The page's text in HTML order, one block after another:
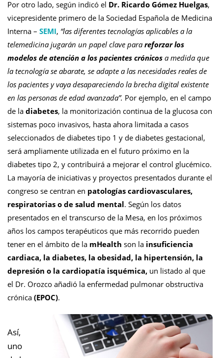
Por otro lado, según indicó el Dr. Ricardo Gómez Huelgas,
vicepresidente primero de la Sociedad Española de Medicina
Interna – SEMI, “las diferentes tecnologías aplicables a la
telemedicina jugarán un papel clave parareforzar los
modelos de atención a los pacientes crónicos a medida que
la tecnología se abarate, se adapte a las necesidades reales de
los pacientes y vaya desapareciendo la brecha digital existente
en las personas de edad avanzada”. Por ejemplo, en el campo
de la diabetes, la monitorización continua de la glucosa con
sistemas poco invasivos, hasta ahora limitada a casos
seleccionados de diabetes tipo 1 y de diabetes gestacional,
será ampliamente utilizada en el futuro próximo en la
diabetes tipo 2, y contribuirá a mejorar el control glucémico.
La mayoría de iniciativas y proyectos presentados durante el
congreso se centran en patologías cardiovasculares,
respiratorias o de salud mental. Según los datos
presentados en el transcurso de la Mesa, en los próximos
años los campos terapéuticos que más recorrido pueden
tener en el ámbito de la mHealth son la insuficiencia
cardiaca, la diabetes, la obesidad, la hipertensión, la
depresión o la cardiopatía isquémica, un listado al que
el Dr. Orozco añadió la enfermedad pulmonar obstructiva
crónica (EPOC).
Así,
uno